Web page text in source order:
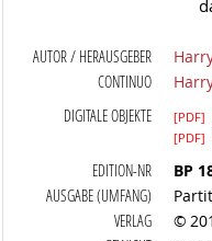
AUTOR / HERAUSGEBER
CONTINUO
DIGITALE OBJEKTE
[PDF]
[PDF]
EDITION-NR
BP
AUSGABE (UMFANG)
VERLAG
©